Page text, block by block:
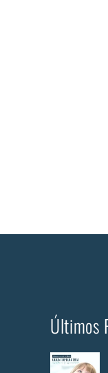
Últimos